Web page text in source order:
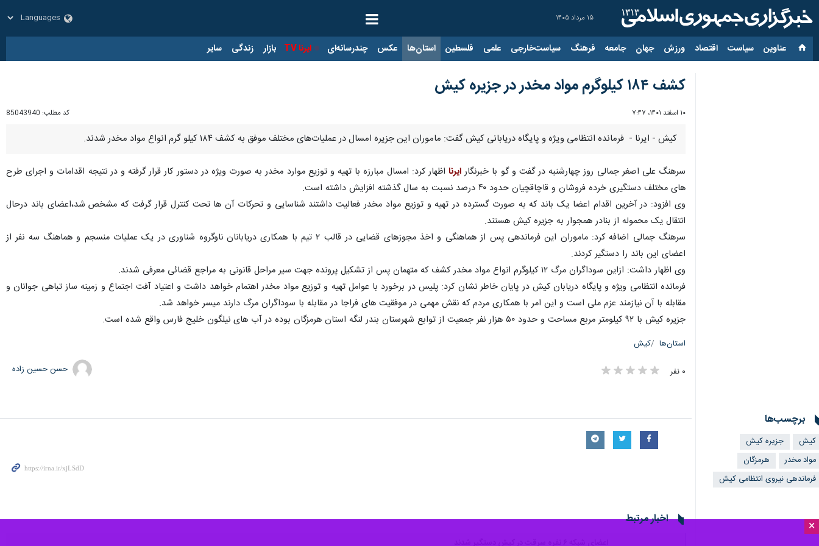
۱۵ مرداد ۱۴۰۵
عناوین‌ سیاست اقتصاد ورزش جهان جامعه فرهنگ سیاست‌خارجی علمی فلسطین استان‌ها عکس چندرسانه‌ای ایرنا TV بازار زندگی سایر
×
کشف ۱۸۴ کیلوگرم مواد مخدر در جزیره کیش
۱۰ اسفند ۱۴۰۱، ۷:۴۷ کد مطلب: 85043940
کیش - ایرنا - فرمانده انتظامی ویژه و پایگاه دریابانی کیش گفت: ماموران این جزیره امسال در عملیات‌های مختلف موفق به کشف ۱۸۴ کیلو گرم انواع مواد مخدر شدند.
سرهنگ علی اصغر جمالی روز چهارشنبه در گفت و گو با خبرنگارایرنااظهار کرد: امسال مبارزه با تهیه و توزیع موارد مخدر به صورت ویژه در دستور کار قرار گرفته و در نتیجه اقدامات و اجرای طرح
های مختلف دستگیری خرده فروشان و قاچاقچیان حدود ۴۰ درصد نسبت به سال گذشته افزایش داشته است.
وی افزود: در آخرین اقدام اعضا یک باند که به صورت گسترده در تهیه و توزیع مواد مخدر فعالیت داشتند شناسایی و تحرکات آن ها تحت کنترل قرار گرفت که مشخص شد،اعضای باند درحال
انتقال یک محموله از بنادر همجوار به جزیره کیش هستند.
سرهنگ جمالی اضافه کرد: ماموران این فرماندهی پس از هماهنگی و اخذ مجوزهای قضایی در قالب ۲ تیم با همکاری دریابانان ناوگروه شناوری در یک عملیات منسجم و هماهنگ سه نفر از
اعضای این باند را دستگیر کردند.
وی اظهار داشت: ازاین سوداگران مرگ ۱۲ کیلوگرم انواع مواد مخدر کشف که متهمان پس از تشکیل پرونده جهت سیر مراحل قانونی به مراجع قضائی معرفی شدند.
فرمانده انتظامی ویژه و پایگاه دریابان کیش در پایان خاطر نشان کرد: پلیس در برخورد با عوامل تهیه و توزیع مواد مخدر اهتمام خواهد داشت و اعتیاد آفت اجتماع و زمینه ساز تباهی جوانان و
مقابله با آن نیازمند عزم ملی است و این امر با همکاری مردم که نقش مهمی در موفقیت های فراجا در مقابله با سوداگران مرگ دارند میسر خواهد شد.
جزیره کیش با ۹۲ کیلومتر مربع مساحت و حدود ۵۰ هزار نفر جمعیت از توابع شهرستان بندر لنگه استان هرمزگان بوده در آب های نیلگون خلیج فارس واقع شده است.
استان‌ها کیش
۰ نفر حسن حسین زاده
برچسب‌ها
کیش
جزیره کیش
مواد مخدر
هرمزگان
فرماندهی نیروی انتظامی کیش
اخبار مرتبط